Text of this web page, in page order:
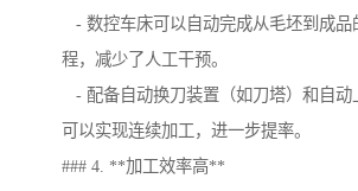
- 数控车床可以自动完成从毛坯到成品
程，减少了人工干预。
- 配备自动换刀装置（如刀塔）和自动
可以实现连续加工，进一步提率。
### 4. **加工效率高**